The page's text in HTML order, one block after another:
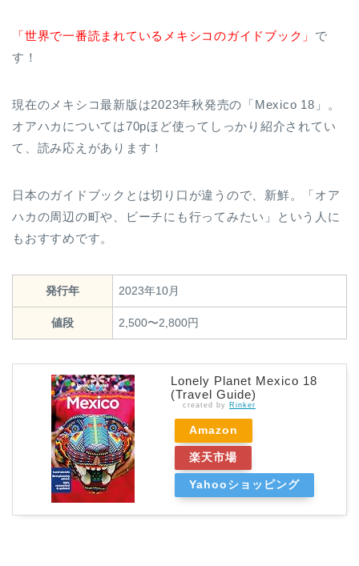
「世界で一番読まれているメキシコのガイドブック」 で
す！
現在のメキシコ最新版は2023年秋発売の「Mexico 18」。
オアハカについては70pほど使ってしっかり紹介されてい
て、読み応えがあります！
日本のガイドブックとは切り口が違うので、新鮮。「オア
ハカの周辺の町や、ビーチにも行ってみたい」という人に
もおすすめです。
発行年 2023年10月
値段 2,500〜2,800円
Lonely Planet Mexico 18
(Travel Guide)
created by Rinker
Amazon
楽天市場
Yahooショッピング